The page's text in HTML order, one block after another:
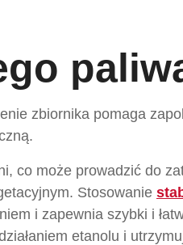
zbiornika pomaga
co może prowadzić do
Stosowanie
i zapewnia szybki i
etanolu i